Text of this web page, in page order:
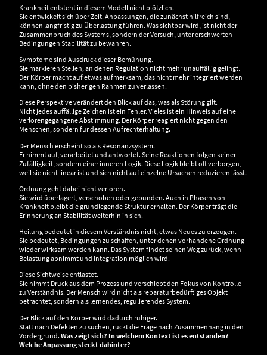
Krankheit entsteht in diesem Modell nicht plötzlich.
Sie entwickelt sich über Zeit. Anpassungen, die zunächst hilfreich sind,
können langfristig zu Überlastung führen. Was sichtbar wird, ist nicht der
Zusammenbruch des Systems, sondern der Versuch, unter erschwerten
Bedingungen Stabilität zu bewahren.
Symptome sind Ausdruck dieser Bemühung.
Sie markieren Stellen, an denen Regulation nicht mehr unauffällig gelingt.
Der Körper macht auf etwas aufmerksam, das nicht mehr integriert werden
kann, ohne den bisherigen Rahmen zu verlassen.
Diese Perspektive verändert den Blick auf das, was als Störung gilt.
Nicht jedes auffällige Zeichen ist ein Fehler. Vieles ist ein Hinweis auf eine
verlorengegangene Abstimmung. Der Körper reagiert nicht gegen den
Menschen, sondern für dessen Aufrechterhaltung.
Der Mensch erscheint so als Resonanzsystem.
Er nimmt auf, verarbeitet und antwortet. Seine Reaktionen folgen keiner
Zufälligkeit, sondern einer inneren Logik. Diese Logik bleibt oft verborgen,
weil sie nicht linear ist und sich nicht auf einzelne Ursachen reduzieren lässt.
Ordnung geht dabei nicht verloren.
Sie wird überlagert, verschoben oder gebunden. Auch in Phasen von
Krankheit bleibt die grundlegende Struktur erhalten. Der Körper trägt die
Erinnerung an Stabilität weiterhin in sich.
Heilung bedeutet in diesem Verständnis nicht, etwas Neues zu erzeugen.
Sie bedeutet, Bedingungen zu schaffen, unter denen vorhandene Ordnung
wieder wirksam werden kann. Das System findet seinen Weg zurück, wenn
Belastung abnimmt und Integration möglich wird.
Diese Sichtweise entlastet.
Sie nimmt Druck aus dem Prozess und verschiebt den Fokus von Kontrolle
zu Verständnis. Der Mensch wird nicht als reparaturbedürftiges Objekt
betrachtet, sondern als lernendes, regulierendes System.
Der Blick auf den Körper wird dadurch ruhiger.
Statt nach Defekten zu suchen, rückt die Frage nach Zusammenhang in den
Vordergrund. Was zeigt sich? In welchem Kontext ist es entstanden?
Welche Anpassung steckt dahinter?